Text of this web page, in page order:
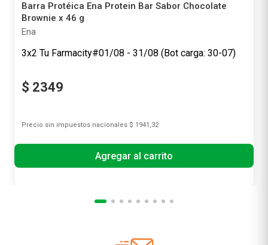
Barra Protéica Ena Protein Bar Sabor Chocolate
Brownie x 46 g
Ena
3x2 Tu Farmacity#01/08 - 31/08 (Bot carga: 30-07)
$ 2349
Precio sin impuestos nacionales $ 1941,32
Agregar al carrito